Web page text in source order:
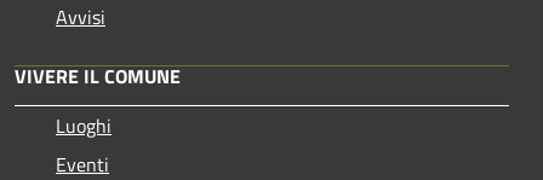
Avvisi
VIVERE IL COMUNE
Luoghi
Eventi